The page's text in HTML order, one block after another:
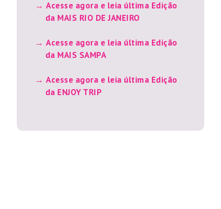
Acesse agora e leia última Edição
da MAIS RIO DE JANEIRO
Acesse agora e leia última Edição
da MAIS SAMPA
Acesse agora e leia última Edição
da ENJOY TRIP